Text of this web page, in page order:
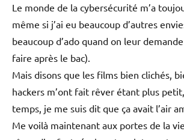
Le monde de la cybersécurité m’a
même si j’ai eu beaucoup d’autres
beaucoup d’ado quand on leur
faire après le bac).
Mais disons que les films bien clichés,
hackers m’ont fait rêver étant plus
temps, je me suis dit que ça avait l’air
Me voilà maintenant aux portes de la